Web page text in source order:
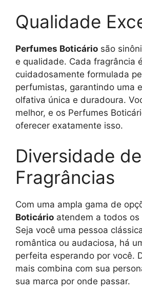
Qualidade
Perfumes Boticário são
e qualidade. Cada fragrância é
cuidadosamente formulada
perfumistas, garantindo uma
olfativa única e duradoura.
melhor, e os Perfumes
oferecer exatamente isso.
Diversidade de
Fragrâncias
Com uma ampla gama de
Boticário atendem a todos
Seja você uma pessoa
romântica ou audaciosa, há
perfeita esperando por você.
mais combina com sua
sua marca por onde passar.